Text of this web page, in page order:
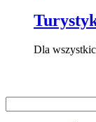
Dla